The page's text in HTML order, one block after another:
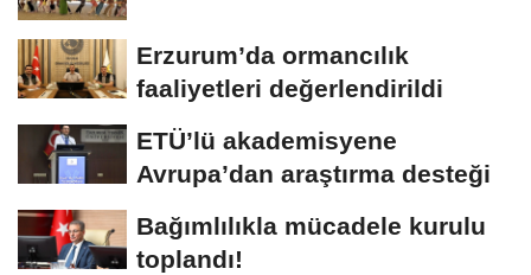
Erzurum’da ormancılık
faaliyetleri değerlendirildi
ETÜ’lü akademisyene
Avrupa’dan araştırma desteği
Bağımlılıkla mücadele kurulu
toplandı!